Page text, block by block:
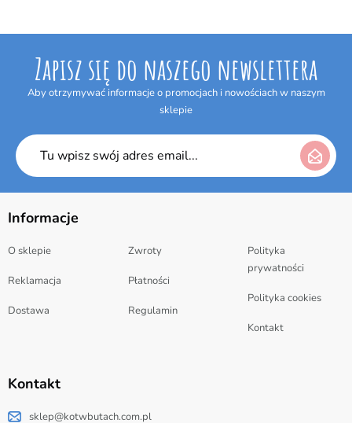
Zapisz się do naszego newslettera
Aby otrzymywać informacje o promocjach i nowościach w naszym
sklepie
Informacje
O sklepie
Reklamacja
Dostawa
Zwroty
Płatności
Regulamin
Polityka
prywatności
Polityka cookies
Kontakt
Kontakt
sklep@kotwbutach.com.pl